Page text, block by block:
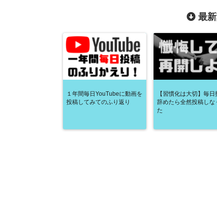
最
１年間毎日YouTubeに動画を
投稿してみてのふり返り
【習慣化は大切】毎
辞めたら全然投稿しな
た